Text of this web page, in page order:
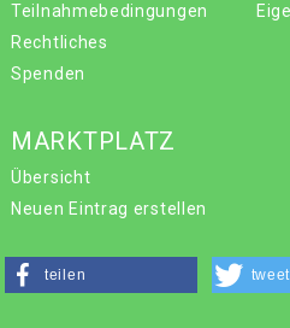
Teilnahmebedingungen
Rechtliches
Spenden
MARKTPLATZ
Übersicht
Neuen Eintrag erstellen
teilen tweet